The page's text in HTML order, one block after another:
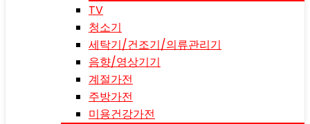
TV
청소기
세탁기/건조기/의류관리기
음향/영상기기
계절가전
주방가전
미용건강가전